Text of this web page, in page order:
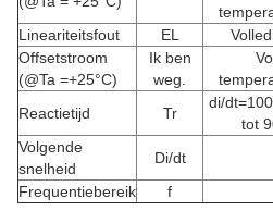
Lineariteitsfout EL
Offsetstroom
(@Ta =+25°C)
Ik ben
weg.
Reactietijd Tr
di/
tot
Volgende
snelheid
Di/dt
Frequentiebereik
f